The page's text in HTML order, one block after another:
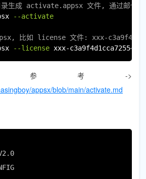
录生成 activate.appsx 文件, 通过邮件或
--activate
比如 license 文件: xxx-
--license xxx-
参考->
appsx/blob/main/activate.md